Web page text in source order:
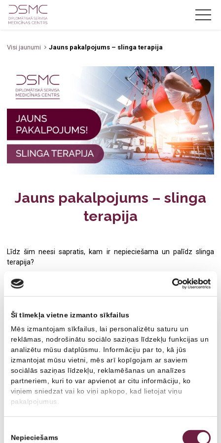
Šī tīmekļa vietne izmanto sīkfailus
Mēs izmantojam sīkfailus, lai personalizētu saturu un
reklāmas, nodrošinātu sociālo saziņas līdzekļu funkcijas un
analizētu mūsu datplūsmu. Informāciju par to, kā jūs
izmantojat mūsu vietni, mēs arī kopīgojam ar saviem
sociālās saziņas līdzekļu, reklamēšanas un analīzes
partneriem, kuri to var apvienot ar citu informāciju, ko
viņiem sniedzat vai ko viņi apkopo, kad lietojat viņu
pakalpojumus.
izvēle
Nepieciešams
Par mums
Jaunumi
Akcijas
Pakalpojumi
Oftalmoloģija
Jūrnieku medicīniskā komisija
Fizioterapija
Ultrasonogrāfija
Radioloģiskie izmeklējumi
Kardioloģija
Ģimenes ārsts/arodārsts
Imunoloģija
Neiroloģija
Cenas
Radiologs
Ultrasonogrāfijas speciālists
Fizioterapeits
Ģimenes ārsts
Oftalmologs
Neirologs
Psihiatrs
Kontakti
LV RU EN
Visi jaunumi Jauns pakalpojums – slinga terapija
Jauns pakalpojums – slinga
terapija
Līdz šim neesi sapratis, kam ir nepieciešama un palīdz slinga
terapija?
Tagad tā ir pieejama arī Diplomātiskā servisa medicīnas centrs.
Slinga terapija jeb Neurac® (Neuromuscular Activation) ir
inovatīva ārstēšanas metode ar standartizētiem muskuļu
darbības testiem. Šī metode ir attīstīta, kombinējot terapeitisko
vingrošanu ar piekares terapiju.
Slinga terapiju var apmeklēt:
ikviens no mums, kurš grib sevi uzturēt labā fiziskā formā;
ja ir kustību un balsta aparāta problēmas, galvas vai
muguras sāpes, locītavu problēmas;
sēdoša un mazkustīga darba darītāji (biroju cilvēki,